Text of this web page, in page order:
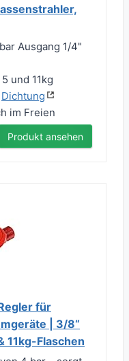
Ausgang 1/4"
und 11kg
Dichtung
im Freien
Produkt ansehen
für
| 3/8“
11kg-Flaschen